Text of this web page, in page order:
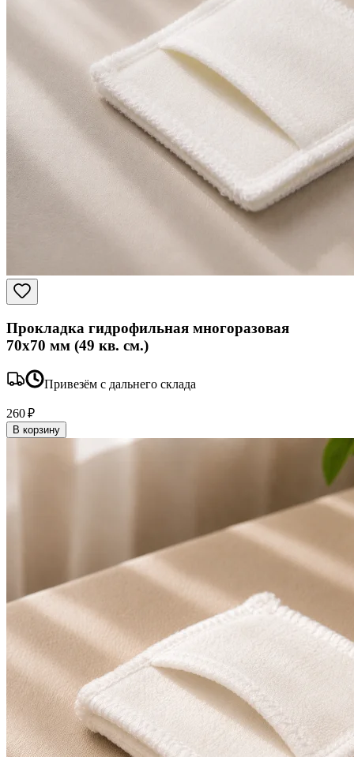
Прокладка гидрофильная многоразовая
70x70 мм (49 кв. см.)
Привезём с дальнего склада
260 ₽
В корзину